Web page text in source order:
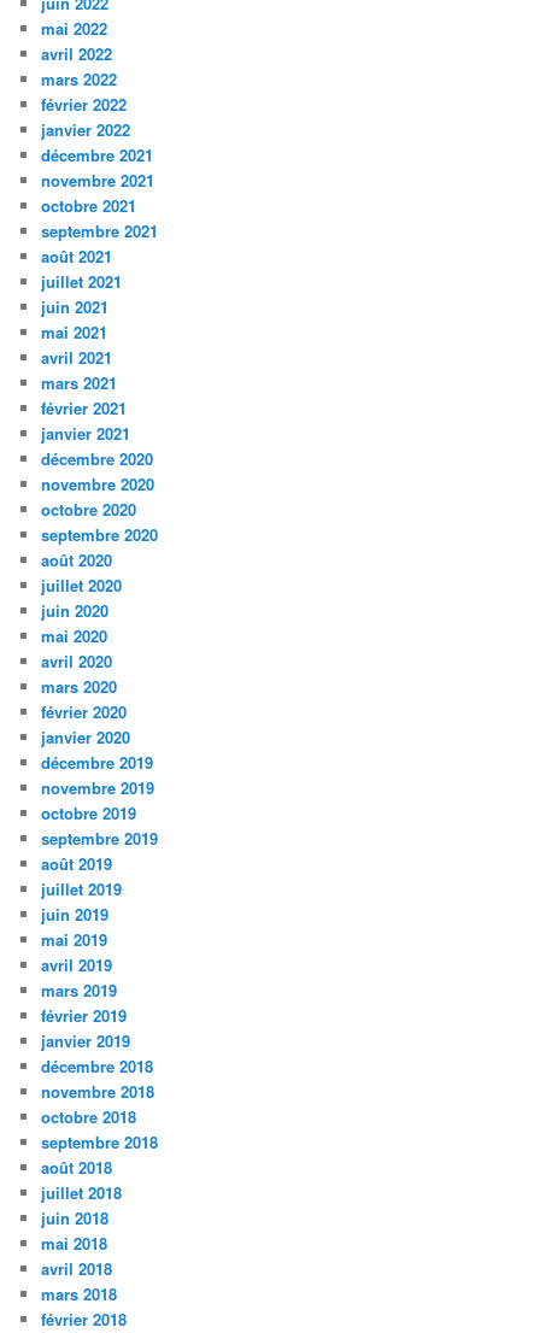
mai 2022
avril 2022
mars 2022
février 2022
janvier 2022
décembre 2021
novembre 2021
octobre 2021
septembre 2021
août 2021
juillet 2021
juin 2021
mai 2021
avril 2021
mars 2021
février 2021
janvier 2021
décembre 2020
novembre 2020
octobre 2020
septembre 2020
août 2020
juillet 2020
juin 2020
mai 2020
avril 2020
mars 2020
février 2020
janvier 2020
décembre 2019
novembre 2019
octobre 2019
septembre 2019
août 2019
juillet 2019
juin 2019
mai 2019
avril 2019
mars 2019
février 2019
janvier 2019
décembre 2018
novembre 2018
octobre 2018
septembre 2018
août 2018
juillet 2018
juin 2018
mai 2018
avril 2018
mars 2018
février 2018